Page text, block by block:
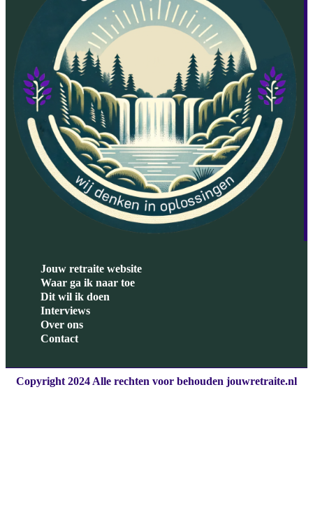
Jouw retraite website
Waar ga ik naar toe
Dit wil ik doen
Interviews
Over ons
Contact
Copyright 2024 Alle rechten voor behouden jouwretraite.nl